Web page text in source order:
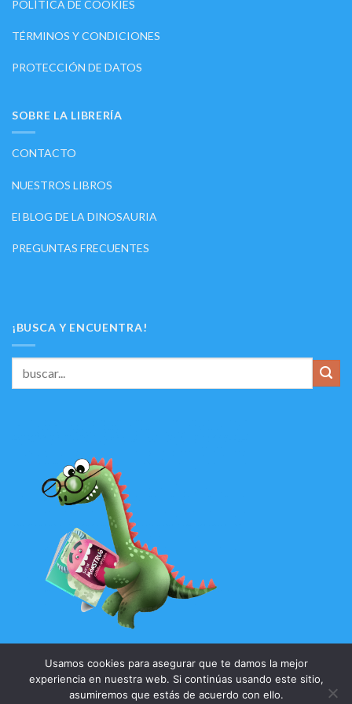
POLÍTICA DE COOKIES
TÉRMINOS Y CONDICIONES
PROTECCIÓN DE DATOS
SOBRE LA LIBRERÍA
CONTACTO
NUESTROS LIBROS
El BLOG DE LA DINOSAURIA
PREGUNTAS FRECUENTES
¡BUSCA Y ENCUENTRA!
Usamos cookies para asegurar que te damos la mejor
experiencia en nuestra web. Si continúas usando este sitio,
asumiremos que estás de acuerdo con ello.